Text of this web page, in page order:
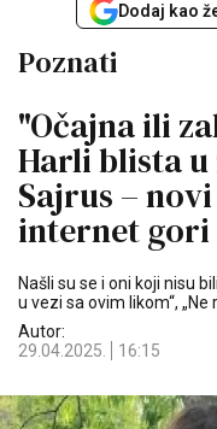
Dodaj kao
Poznati
"Očajna ili
Harli blista
Sajrus –
internet
Našli su se i oni koji nisu
u vezi sa ovim likom“,
Autor:
29.04.2025.
16:15